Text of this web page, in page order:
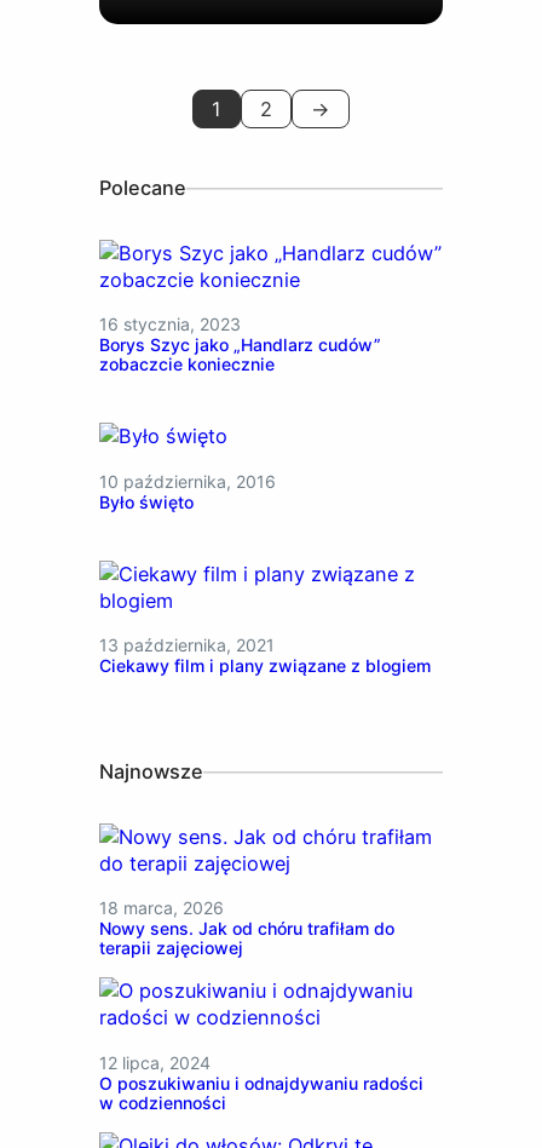
1 2 →
Polecane
16 stycznia, 2023
Borys Szyc jako „Handlarz cudów”
zobaczcie koniecznie
10 października, 2016
Było święto
13 października, 2021
Ciekawy film i plany związane z blogiem
Najnowsze
18 marca, 2026
Nowy sens. Jak od chóru trafiłam do
terapii zajęciowej
12 lipca, 2024
O poszukiwaniu i odnajdywaniu radości
w codzienności